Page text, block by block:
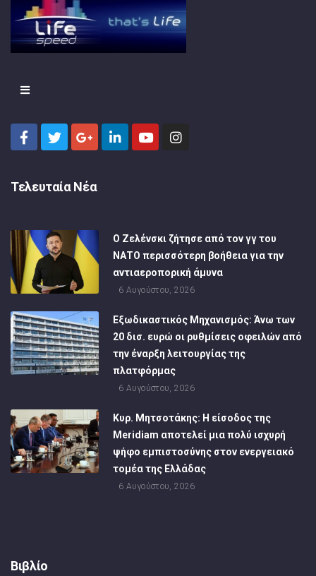
Τελευταία Νέα
Ο Ζελένσκι ζήτησε από τον γγ του
ΝΑΤΟ περισσότερη βοήθεια για την
αντιαεροπορική άμυνα
6 Αυγούστου, 2026
Εξωδικαστικός Μηχανισμός: Άνω των
20 δισ. ευρώ οι ρυθμίσεις οφειλών από
την έναρξη λειτουργίας της
πλατφόρμας
6 Αυγούστου, 2026
Κυρ. Μητσοτάκης: Η είσοδος της
Meridiam αποτελεί μια πολύ ισχυρή
ψήφο εμπιστοσύνης στον ενεργειακό
τομέα της Ελλάδας
6 Αυγούστου, 2026
Βιβλίο